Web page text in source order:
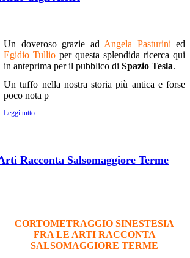
Un doveroso grazie ad Angela Pasturini ed
Egidio Tullio per questa splendida ricerca qui
in anteprima per il pubblico di Spazio Tesla.
Un tuffo nella nostra storia più antica e forse
poco nota p
Leggi tutto
Racconta Salsomaggiore Terme
CORTOMETRAGGIO SINESTESIA
FRA LE ARTI RACCONTA
SALSOMAGGIORE TERME